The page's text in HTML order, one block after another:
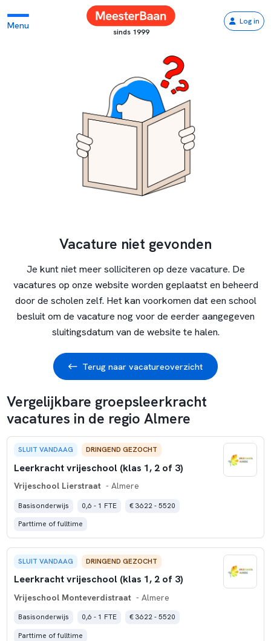
Menu
sinds 1999
Log in
Vacature niet gevonden
Je kunt niet meer solliciteren op deze vacature. De
vacatures op onze website worden geplaatst en beheerd
door de scholen zelf. Het kan voorkomen dat een school
besluit om de vacature nog voor de eerder aangegeven
sluitingsdatum van de website te halen.
Terug naar vacatureoverzicht
Vergelijkbare groepsleerkracht
vacatures in de regio Almere
SLUIT VANDAAG DRINGEND GEZOCHT
Leerkracht vrijeschool (klas 1, 2 of 3)
Vrijeschool Lierstraat - Almere
Basisonderwijs 0,6 - 1 FTE
€ 3622 - 5520
Parttime of fulltime
SLUIT VANDAAG DRINGEND GEZOCHT
Leerkracht vrijeschool (klas 1, 2 of 3)
Vrijeschool Monteverdistraat - Almere
Basisonderwijs 0,6 - 1 FTE
€ 3622 - 5520
Parttime of fulltime